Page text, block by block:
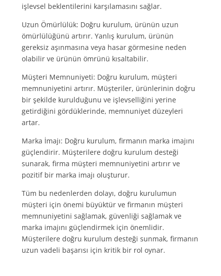
işlevsel beklentilerini karşılamasını sağlar.
Uzun Ömürlülük: Doğru kurulum, ürünün uzun
ömürlülüğünü artırır. Yanlış kurulum, ürünün
gereksiz aşınmasına veya hasar görmesine neden
olabilir ve ürünün ömrünü kısaltabilir.
Müşteri Memnuniyeti: Doğru kurulum, müşteri
memnuniyetini artırır. Müşteriler, ürünlerinin doğru
bir şekilde kurulduğunu ve işlevselliğini yerine
getirdiğini gördüklerinde, memnuniyet düzeyleri
artar.
Marka İmajı: Doğru kurulum, firmanın marka imajını
güçlendirir. Müşterilere doğru kurulum desteği
sunarak, firma müşteri memnuniyetini artırır ve
pozitif bir marka imajı oluşturur.
Tüm bu nedenlerden dolayı, doğru kurulumun
müşteri için önemi büyüktür ve firmanın müşteri
memnuniyetini sağlamak, güvenliği sağlamak ve
marka imajını güçlendirmek için önemlidir.
Müşterilere doğru kurulum desteği sunmak, firmanın
uzun vadeli başarısı için kritik bir rol oynar.